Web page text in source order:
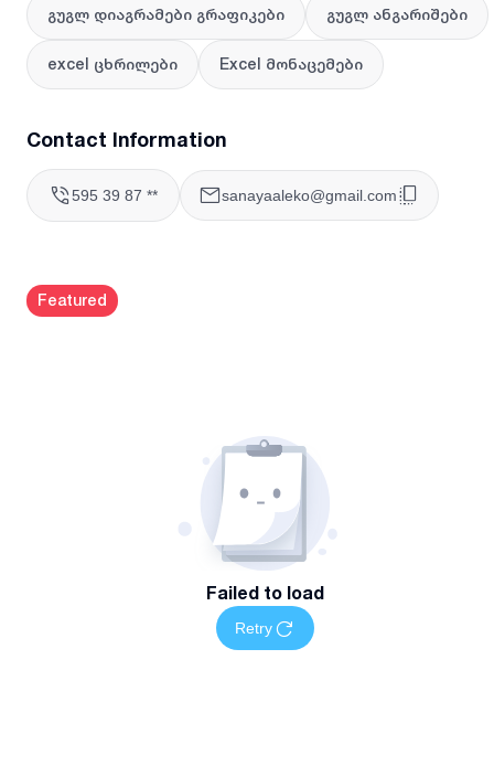
400–800 ლარი. ხოლო თუ საჭიროა ავტომატიზაცია, KPI,
გრაფიკები და მმართველობითი დასკვნები
საორიენტაციოდ – 700 ლარიდან და მეტი.
გუგლ დიაგრამები გრაფიკები გუგლ ანგარიშები
excel ცხრილები Excel მონაცემები
Contact Information
595 39 87 ** sanayaaleko@gmail.com
Featured
Failed to load
Retry